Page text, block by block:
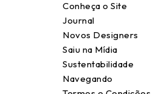
Conheça o Site
Journal
Novos Designers
Saiu na Mídia
Sustentabilidade
Navegando